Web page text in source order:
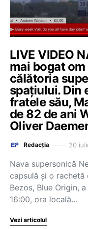
LIVE VIDEO
mai bogat
călătoria
spațiului. Din
fratele său,
de 82 de ani
Oliver
Redacția 20
Nava supersonică
capsulă şi o
Bezos, Blue Origin,
16:00, ora locală…
Vezi articolul